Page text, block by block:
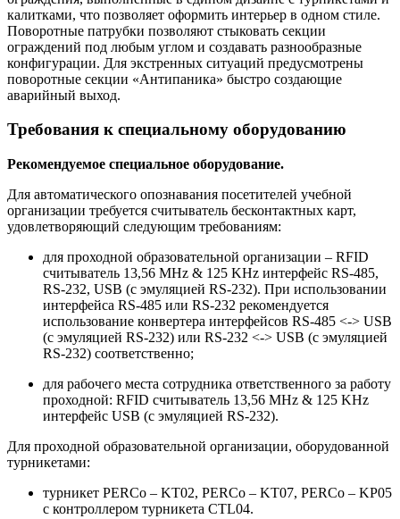
калитками, что позволяет оформить интерьер в одном стиле.
Поворотные патрубки позволяют стыковать секции
ограждений под любым углом и создавать разнообразные
конфигурации. Для экстренных ситуаций предусмотрены
поворотные секции «Антипаника» быстро создающие
аварийный выход.
Требования к специальному оборудованию
Рекомендуемое специальное оборудование.
Для автоматического опознавания посетителей учебной
организации требуется считыватель бесконтактных карт,
удовлетворяющий следующим требованиям:
для проходной образовательной организации – RFID
считыватель 13,56 MHz & 125 KHz интерфейс RS-485,
RS-232, USB (с эмуляцией RS-232). При использовании
интерфейса RS-485 или RS-232 рекомендуется
использование конвертера интерфейсов RS-485 <-> USB
(с эмуляцией RS-232) или RS-232 <-> USB (с эмуляцией
RS-232) соответственно;
для рабочего места сотрудника ответственного за работу
проходной: RFID считыватель 13,56 MHz & 125 KHz
интерфейс USB (с эмуляцией RS-232).
Для проходной образовательной организации, оборудованной
турникетами:
турникет PERCo – KT02, PERCo – KT07, PERCo – KP05
с контроллером турникета CTL04.